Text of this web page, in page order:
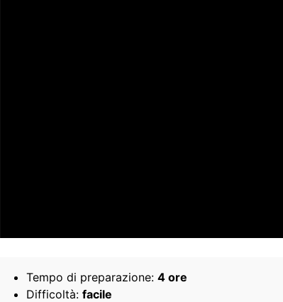
Tempo di preparazione: 4 ore
Difficoltà: facile